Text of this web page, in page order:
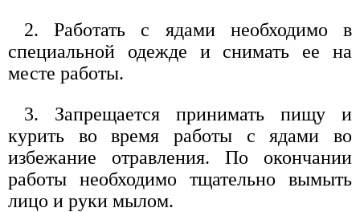
2. Работать с ядами необходимо в
специальной одежде и снимать ее на
месте работы.
3. Запрещается принимать пищу и
курить во время работы с ядами во
избежание отравления. По окончании
работы необходимо тщательно вымыть
лицо и руки мылом.